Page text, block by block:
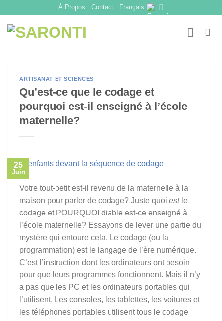
content
À Propos Contact Français
ARTISANAT ET SCIENCES
Qu’est-ce que le codage et
pourquoi est-il enseigné à l’école
maternelle?
25
Juin
Votre tout-petit est-il revenu de la maternelle à la
maison pour parler de codage? Juste quoi estle
codage et POURQUOI diable est-ce enseigné à
l’école maternelle? Essayons de lever une partie du
mystère qui entoure cela. Le codage (ou la
programmation) est le langage de l’ère numérique.
C’est l’instruction dont les ordinateurs ont besoin
pour que leurs programmes fonctionnent. Mais il n’y
a pas que les PC et les ordinateurs portables qui
l’utilisent. Les consoles, les tablettes, les voitures et
les téléphones portables utilisent tous le codage